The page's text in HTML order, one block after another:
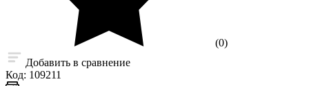
(0)
Добавить в сравнение
Код: 109211